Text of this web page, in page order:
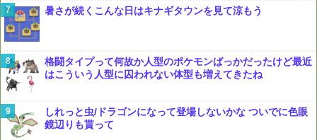
暑さが続くこんな日はキナギタウンを見て涼もう
格闘タイプって何故か人型のポケモンばっかだったけど最近
はこういう人型に囚われない体型も増えてきたね
しれっと虫/ドラゴンになって登場しないかな ついでに色眼
鏡辺りも貰って